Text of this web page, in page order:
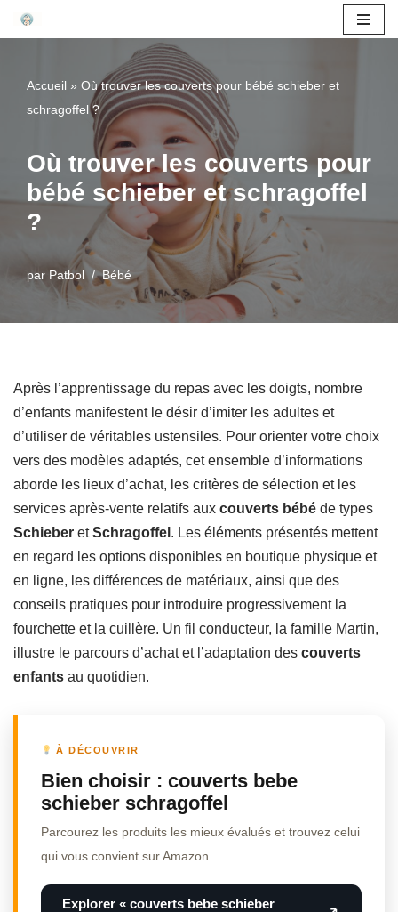
Accueil » Où trouver les couverts pour bébé schieber et
schragoffel ?
Où trouver les couverts pour
bébé schieber et schragoffel
?
par Patbol Bébé
Après l’apprentissage du repas avec les doigts, nombre
d’enfants manifestent le désir d’imiter les adultes et
d’utiliser de véritables ustensiles. Pour orienter votre choix
vers des modèles adaptés, cet ensemble d’informations
aborde les lieux d’achat, les critères de sélection et les
services après-vente relatifs aux couverts bébé de types
Schieber etSchragoffel . Les éléments présentés mettent
en regard les options disponibles en boutique physique et
en ligne, les différences de matériaux, ainsi que des
conseils pratiques pour introduire progressivement la
fourchette et la cuillère. Un fil conducteur, la famille Martin,
illustre le parcours d’achat et l’adaptation des couverts
enfants au quotidien.
À DÉCOUVRIR
Bien choisir : couverts bebe
schieber schragoffel
Parcourez les produits les mieux évalués et trouvez celui
qui vous convient sur Amazon.
Explorer « couverts bebe schieber